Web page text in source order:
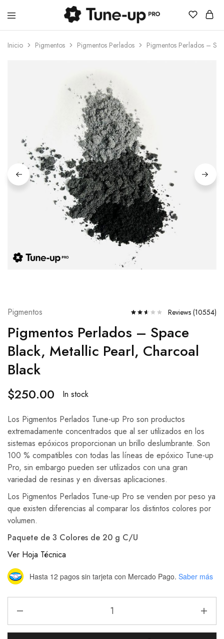
Tune-
Pro
Inicio Pigmentos Pigmentos Perlados Pigmentos Perlados –
Pigmentos Reviews (10554)
Pigmentos Perlados – Space
Black, Metallic Pearl, Charcoal
Black
$250.00 In stock
Los Pigmentos Perlados Tune-up Pro son productos
extremadamente concentrados que al ser utilizados en los
sistemas epóxicos proporcionan un brillo deslumbrante. Son
100 % compatibles con todas las líneas de epóxico Tune-up
Pro, sin embargo pueden ser utilizados con una gran
variedad de resinas y en diversas aplicaciones.
Los Pigmentos Perlados Tune-up Pro se venden por peso ya
que existen diferencias al comparar los distintos colores por
volumen.
Paquete de 3 Colores de 20 g C/U
Ver Hoja Técnica
Hasta 12 pagos sin tarjeta con Mercado Pago. Saber más